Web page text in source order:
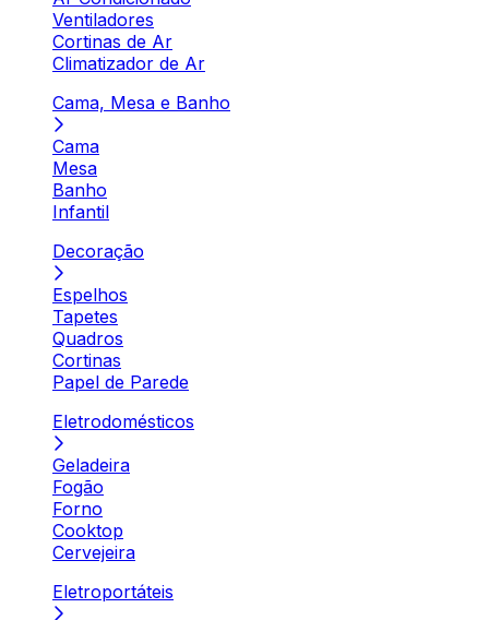
Ventiladores
Cortinas de Ar
Climatizador de Ar
Cama, Mesa e Banho
Cama
Mesa
Banho
Infantil
Decoração
Espelhos
Tapetes
Quadros
Cortinas
Papel de Parede
Eletrodomésticos
Geladeira
Fogão
Forno
Cooktop
Cervejeira
Eletroportáteis